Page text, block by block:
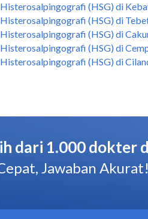
Histerosalpingografi (HSG) di
Histerosalpingografi (HSG) di
Histerosalpingografi (HSG) di
Histerosalpingografi (HSG) di
Histerosalpingografi (HSG) di